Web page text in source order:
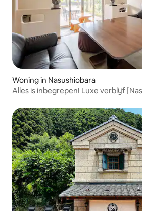
Woning in Nasushiobara
Alles is inbegrepen! Luxe verblijf
personen, huisdieren toegestaan,